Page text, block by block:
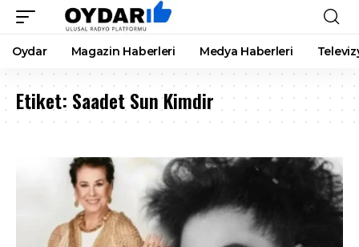
Oydar Magazin Haberleri Medya Haberleri
Etiket: Saadet Sun Kimdir